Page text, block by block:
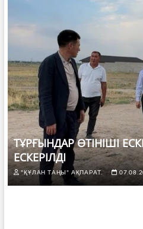
ТҰРҒЫНДАР ӨТІНІШІ
ЕСКЕРІЛДІ
"ҚҰЛАН ТАҢЫ" АҚПАРАТ.